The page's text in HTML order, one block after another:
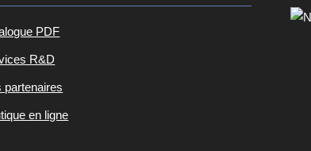
PDF
R&D
partenaires
en ligne